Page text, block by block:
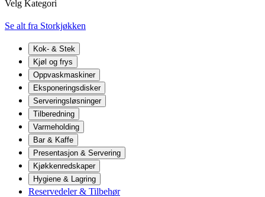
Velg Kategori
Se alt fra Storkjøkken
Kok- & Stek
Kjøl og frys
Oppvaskmaskiner
Eksponeringsdisker
Serveringsløsninger
Tilberedning
Varmeholding
Bar & Kaffe
Presentasjon & Servering
Kjøkkenredskaper
Hygiene & Lagring
Reservedeler & Tilbehør